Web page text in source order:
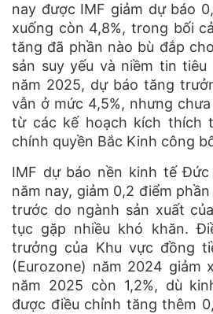
nay được IMF giảm dự báo
xuống còn 4,8%, trong bối
tăng đã phần nào bù đắp
sản suy yếu và niềm tin
năm 2025, dự báo tăng
vẫn ở mức 4,5%, nhưng
từ các kế hoạch kích thích
chính quyền Bắc Kinh công
IMF dự báo nền kinh tế
năm nay, giảm 0,2 điểm
trước do ngành sản xuất
tục gặp nhiều khó khăn.
trưởng của Khu vực đồng
(Eurozone) năm 2024 giảm
năm 2025 còn 1,2%, dù
được điều chỉnh tăng thêm